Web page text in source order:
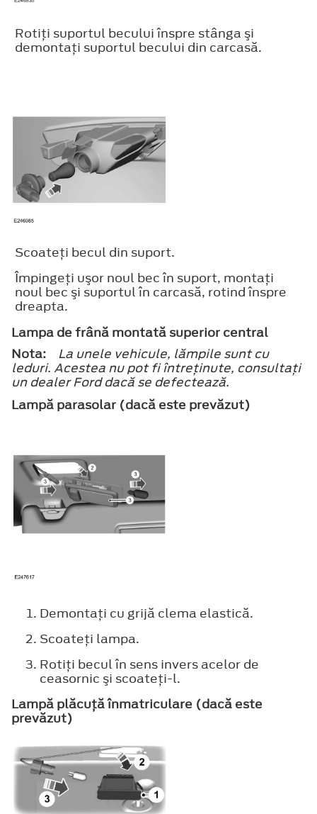
Rotiţi suportul becului înspre stânga şi
demontaţi suportul becului din carcasă.
Scoateţi becul din suport.
Împingeţi uşor noul bec în suport, montaţi
noul bec şi suportul în carcasă, rotind înspre
dreapta.
Lampa de frână montată superior central
Nota:
La unele vehicule, lămpile sunt cu
leduri. Acestea nu pot fi întreţinute, consultaţi
un dealer Ford dacă se defectează.
Lampă parasolar (dacă este prevăzut)
Demontaţi cu grijă clema elastică.
Scoateţi lampa.
Rotiţi becul în sens invers acelor de
ceasornic şi scoateţi-l.
Lampă plăcuţă înmatriculare (dacă este
prevăzut)